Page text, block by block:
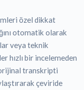
özel dikkat
otomatik olarak
veya teknik
hızlı bir incelemeden
transkripti
çeviride